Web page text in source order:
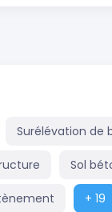
Surélévation de
Sol
+ 19